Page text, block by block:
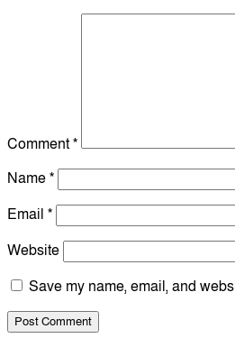
Comment*
Name*
Email *
Website
Save my name, email, and